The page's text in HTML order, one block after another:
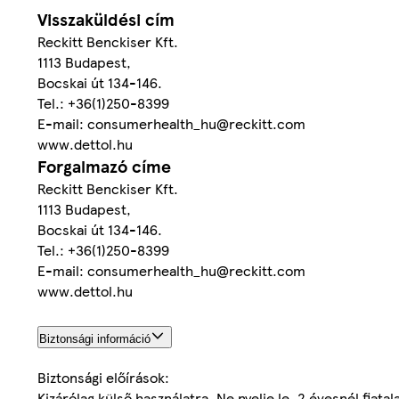
Visszaküldési cím
Reckitt Benckiser Kft.
1113 Budapest,
Bocskai út 134-146.
Tel.: +36(1)250-8399
E-mail: consumerhealth_hu@reckitt.com
www.dettol.hu
Forgalmazó címe
Reckitt Benckiser Kft.
1113 Budapest,
Bocskai út 134-146.
Tel.: +36(1)250-8399
E-mail: consumerhealth_hu@reckitt.com
www.dettol.hu
Biztonsági információ
Biztonsági előírások: